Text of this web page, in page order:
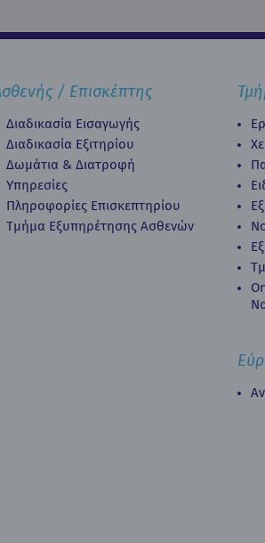
/ Επισκέπτης
Διαδικασία Εισαγωγής
Διαδικασία Eξιτηρίου
Δωμάτια & Διατροφή
Υπηρεσίες
Πληροφορίες Επισκεπτηρίου
Τμήμα Εξυπηρέτησης Ασθενών